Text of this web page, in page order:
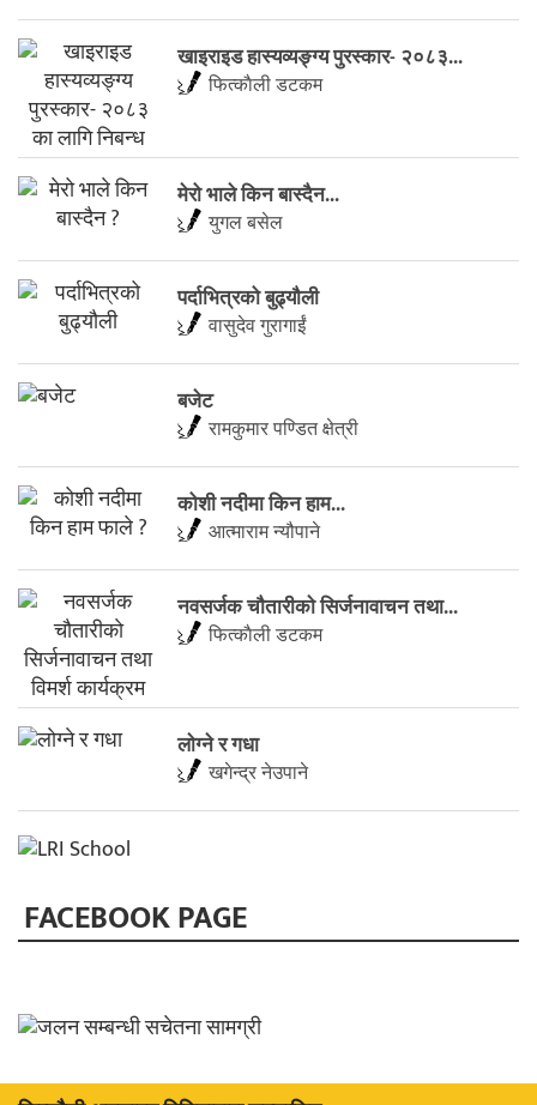
खाइराइड हास्यव्यङ्ग्य पुरस्कार- २०८३...
फित्काैली डटकम
मेरो भाले किन बास्दैन...
युगल बसेल
पर्दाभित्रको बुढ्यौली
वासुदेव गुरागाईं
बजेट
रामकुमार पण्डित क्षेत्री
कोशी नदीमा किन हाम...
आत्माराम न्यौपाने
नवसर्जक चाैतारीकाे सिर्जनावाचन तथा...
फित्काैली डटकम
लाेग्ने र गधा
खगेन्द्र नेउपाने
FACEBOOK PAGE